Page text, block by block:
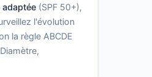
(SPF 50+),
l'évolution
la règle ABCDE